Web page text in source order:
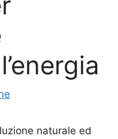
naturale ed